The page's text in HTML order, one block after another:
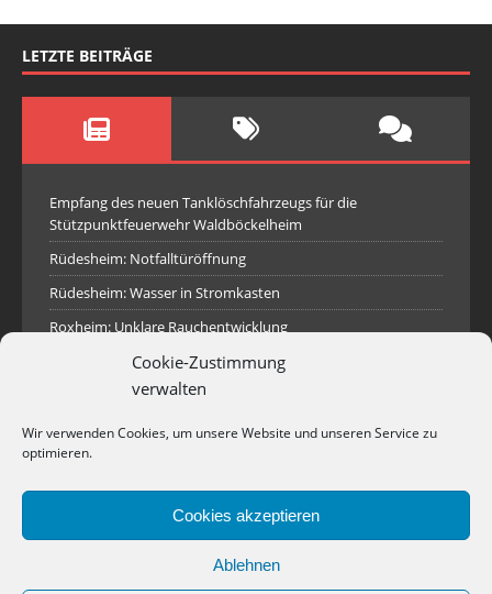
Cookie-Zustimmung
verwalten
Wir verwenden Cookies, um unsere Website und unseren Service zu
optimieren.
Cookies akzeptieren
Ablehnen
LETZTE BEITRÄGE
Empfang des neuen Tanklöschfahrzeugs für die
Stützpunktfeuerwehr Waldböckelheim
Rüdesheim: Notfalltüröffnung
Rüdesheim: Wasser in Stromkasten
Roxheim: Unklare Rauchentwicklung
Sprendlingen: Überörtliche Hilfe bei Industriebrand in
Sprendlingen
Rüdesheim: Aufgerissener Dieseltank
Industriepark Pferdsfeld: Brand eines Holzpolter